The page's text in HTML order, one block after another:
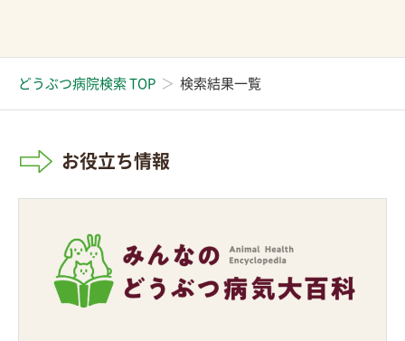
どうぶつ病院検索 TOP 検索結果一覧
お役立ち情報